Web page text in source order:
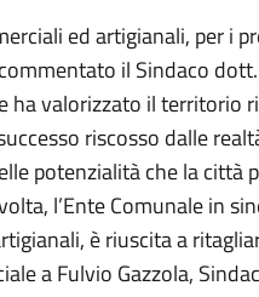
ed artigianali, per i
il Sindaco
valorizzato il territorio
riscosso dalle
potenzialità che la città
l’Ente Comunale in
è riuscita a
a Fulvio Gazzola,